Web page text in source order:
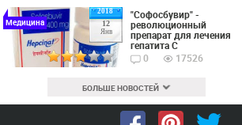
2018
12
Янв
Медицина
"Софосбувир" -
революционный
препарат для лечения
гепатита С
0
17526
БОЛЬШЕ НОВОСТЕЙ